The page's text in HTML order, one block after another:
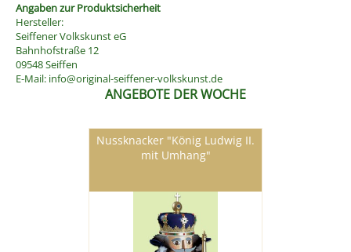
Angaben zur Produktsicherheit
Hersteller:
Seiffener Volkskunst eG
Bahnhofstraße 12
09548 Seiffen
E-Mail: info@original-seiffener-volkskunst.de
ANGEBOTE DER WOCHE
Nussknacker "König Ludwig II.
mit Umhang"